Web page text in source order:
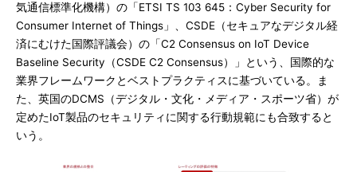
気通信標準化機構）の「ETSI TS 103 645：Cyber Security for
Consumer Internet of Things」、CSDE（セキュアなデジタル経
済にむけた国際評議会）の「C2 Consensus on IoT Device
Baseline Security（CSDE C2 Consensus）」という、国際的な
業界フレームワークとベストプラクティスに基づいている。ま
た、英国のDCMS（デジタル・文化・メディア・スポーツ省）が
定めたIoT製品のセキュリティに関する行動規範にも合致すると
いう。